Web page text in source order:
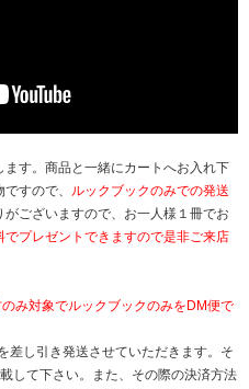
す。商品と一緒にカートへお入れ下
すので、 ルックブックのみでの発送
がございますので、お一人様１冊でお
でプレゼントできますので是非ご来店
み対象でルックブックのみをDM便で
差し引き発送させていただきます。そ
して下さい。また、その際の決済方法